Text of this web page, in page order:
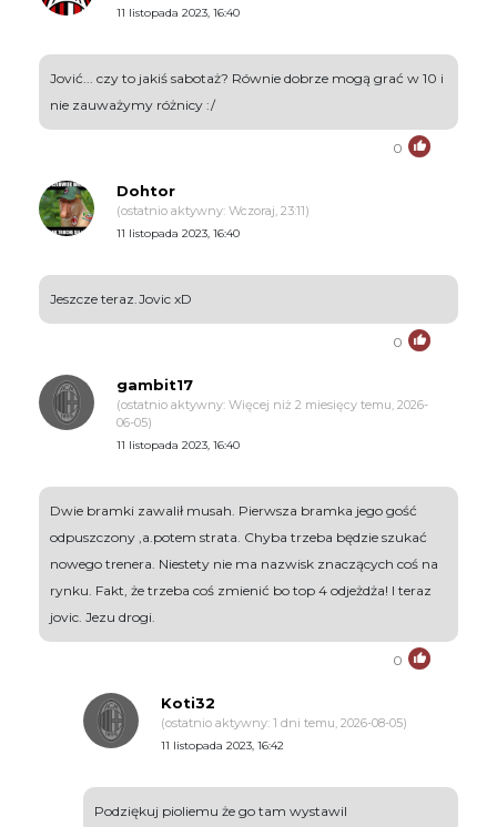
11 listopada 2023, 16:40
Jović... czy to jakiś sabotaż? Równie dobrze mogą grać w 10 i
nie zauważymy różnicy :/
0
Dohtor
(ostatnio aktywny: Wczoraj, 23:11)
11 listopada 2023, 16:40
Jeszcze teraz.Jovic xD
0
gambit17
(ostatnio aktywny: Więcej niż 2 miesięcy temu, 2026-
06-05)
11 listopada 2023, 16:40
Dwie bramki zawalił musah. Pierwsza bramka jego gość
odpuszczony ,a.potem strata. Chyba trzeba będzie szukać
nowego trenera. Niestety nie ma nazwisk znaczących coś na
rynku. Fakt, że trzeba coś zmienić bo top 4 odjeżdża! I teraz
jovic. Jezu drogi.
0
Koti32
(ostatnio aktywny: 1 dni temu, 2026-08-05)
11 listopada 2023, 16:42
Podziękuj pioliemu że go tam wystawil